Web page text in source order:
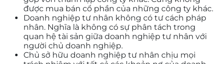
được mua bán cổ phần của những công ty khác.
Doanh nghiệp tư nhân không có tư cách pháp
nhân. Nghĩa là không có sự phân tách trong
quan hệ tài sản giữa doanh nghiệp tư nhân với
người chủ doanh nghiệp.
Chủ sở hữu doanh nghiệp tư nhân chịu mọi